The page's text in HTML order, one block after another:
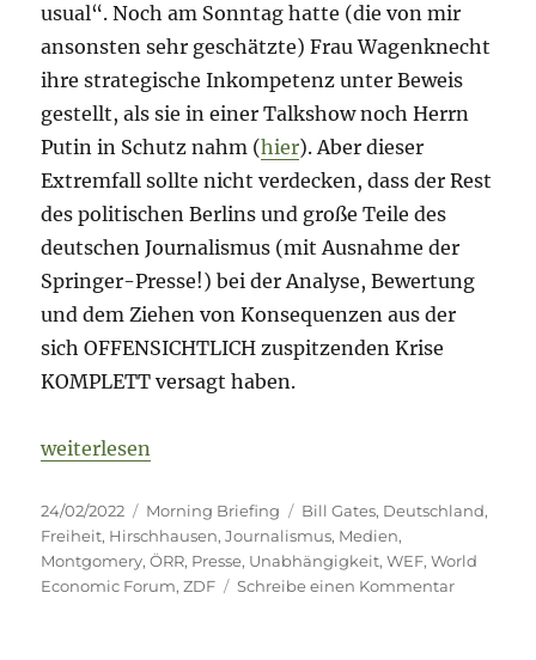
usual“. Noch am Sonntag hatte (die von mir
ansonsten sehr geschätzte) Frau Wagenknecht
ihre strategische Inkompetenz unter Beweis
gestellt, als sie in einer Talkshow noch Herrn
Putin in Schutz nahm (hier). Aber dieser
Extremfall sollte nicht verdecken, dass der Rest
des politischen Berlins und große Teile des
deutschen Journalismus (mit Ausnahme der
Springer-Presse!) bei der Analyse, Bewertung
und dem Ziehen von Konsequenzen aus der
sich OFFENSICHTLICH zuspitzenden Krise
KOMPLETT versagt haben.
„Morning Briefing – 24. Februar 2022 –
weiterlesen
Veröffentlicht
am
24/02/2022 Kategorien
Morning Briefing Schlagwörter
Bill Gates, Deutschland,
Freiheit, Hirschhausen,Journalismus, Medien,
Montgomery,ÖRR, Presse, Unabhängigkeit,WEF,World
Economic Forum,ZDF Schreibe einen Kommentarzu